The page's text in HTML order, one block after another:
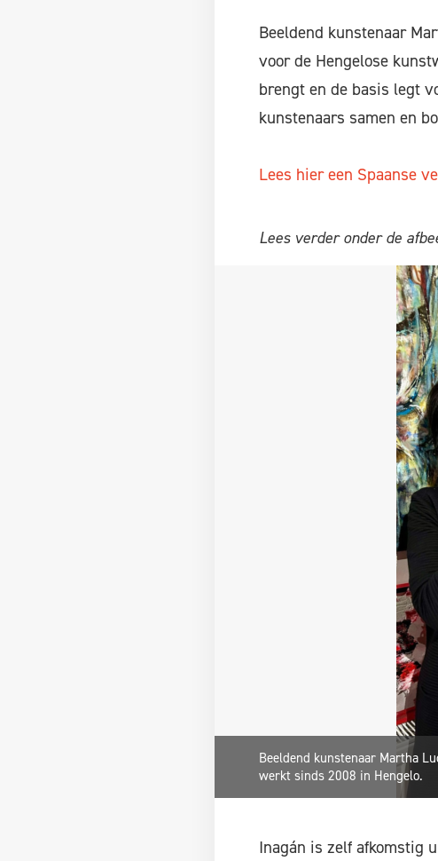
Beeldend kunstenaar
voor de Hengelose
brengt en de basis legt
kunstenaars samen en
Lees hier een Spaanse
Lees verder onder de
Beeldend kunstenaar Martha
werkt sinds 2008 in Hengelo.
Inagán is zelf afkomstig